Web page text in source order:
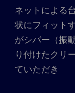
ネットによる
状にフィット
がシバー（振
り付けたクリ
ていただき